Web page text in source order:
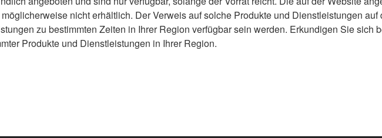
nicht erhältlich. Der Verweis auf solche Produkte und Dienstleistungen
zu bestimmten Zeiten in Ihrer Region verfügbar sein werden. Erkundigen Sie sich
Produkte und Dienstleistungen in Ihrer Region.